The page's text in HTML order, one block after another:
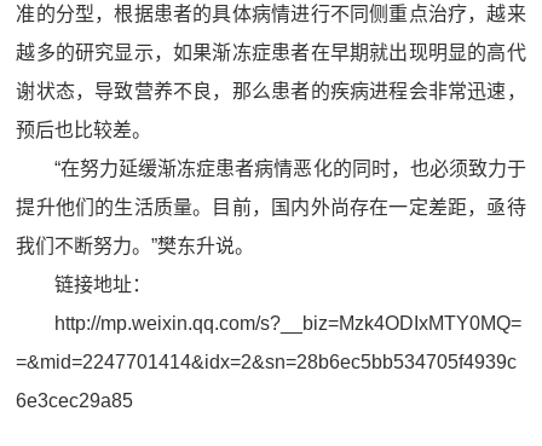
准的分型，根据患者的具体病情进行不同侧重点治疗，越来
越多的研究显示，如果渐冻症患者在早期就出现明显的高代
谢状态，导致营养不良，那么患者的疾病进程会非常迅速，
预后也比较差。
“在努力延缓渐冻症患者病情恶化的同时，也必须致力于
提升他们的生活质量。目前，国内外尚存在一定差距，亟待
我们不断努力。”樊东升说。
链接地址：
http://mp.weixin.qq.com/s?__biz=Mzk4ODIxMTY0MQ=
=&mid=2247701414&idx=2&sn=28b6ec5bb534705f4939c
6e3cec29a85